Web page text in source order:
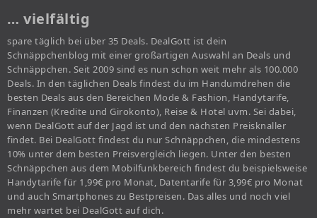
… vielfältig
spare täglich bei über 35 Deals. DealGott ist dein
Schnäppchenblog mit einer großartigen Auswahl an Deals und
Schnäppchen. Seit 2009 sind es nun schon weit mehr als 100.000
Deals. In den täglichen Deals findest du im Handumdrehen die
besten Deals aus den Bereichen Mode & Fashion, Handytarife,
Finanzen (Kredite und Girokonto), Reise & Hotel uvm. Sei dabei,
wenn DealGott auf der Jagd ist und den nächsten Preisknaller
findet. Bei DealGott findest du nur Schnäppchen, die mindestens
10% unter dem besten Preisvergleich liegen. Unter den besten
Schnäppchen aus dem Mobilfunkbereich findest du beispielsweise
Handytarife für 1,99€ pro Monat, Datentarife für 3,99€ pro Monat
und auch Smartphones zu Bestpreisen. Das alles und noch viel
mehr wartet bei DealGott auf dich.